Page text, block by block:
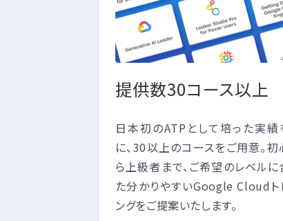
提供数30コース以上
日本初のATPとして培った実績
に、30以上のコースをご用意。
ら上級者まで、ご希望のレベル
た分かりやすいGoogle Cloudト
ングをご提案いたします。